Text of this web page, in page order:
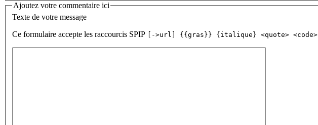
Ajoutez votre commentaire ici
Texte de votre message
Ce formulaire accepte les raccourcis SPIP
[->url] {{gras}} {italique} <quote> <code>